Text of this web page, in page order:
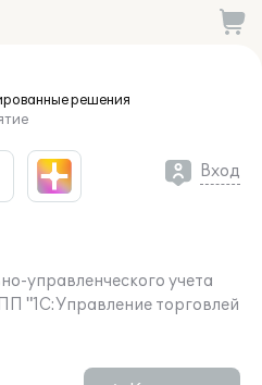
решения
Вход
управленческого учета
"1С:Управление торговлей